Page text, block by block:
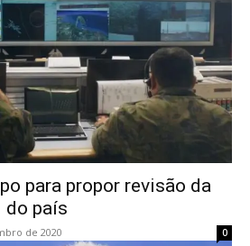
para propor revisão da
do país
de 2020 0